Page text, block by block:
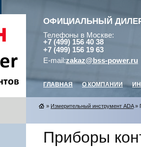
ОФИЦИАЛЬНЫЙ
Телефоны в Москве:
+7 (499) 156 40 38
+7 (499) 156 19 63
E-mail:zakaz@bss-power.ru
ГЛАВНАЯ О КОМПАНИИ
» Измерительный инструмент ADA»
Приборы